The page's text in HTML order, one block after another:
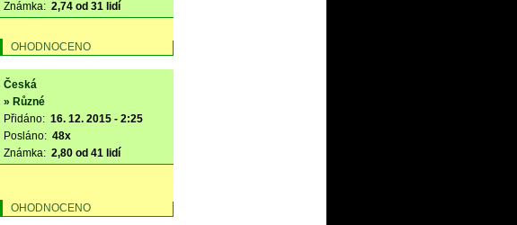
Známka: 2,74 od 31 lidí
OHODNOCENO
Česká
» Různé
Přidáno: 16. 12. 2015 - 2:25
Posláno: 48x
Známka: 2,80 od 41 lidí
OHODNOCENO